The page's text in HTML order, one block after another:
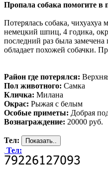
Пропала собака помогите
Потерялась собака,
немецкий шпиц, 4 годика,
последний раз была
обладает похожей собачки.
Район где потерялся:
Пол животного: Самка
Кличка: Милана
Окрас: Рыжая с белым
Особые приметы: Добрая
Вознаграждение: 20000 руб.
Тел:
Тел: